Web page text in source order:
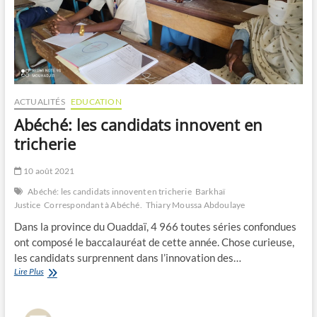
ACTUALITÉS EDUCATION
Abéché: les candidats innovent en
tricherie
10 août 2021
Abéché: les candidats innovent en tricherie Barkhaï
Justice Correspondant à Abéché. Thiary Moussa Abdoulaye
Dans la province du Ouaddaï, 4 966 toutes séries confondues
ont composé le baccalauréat de cette année. Chose curieuse,
les candidats surprennent dans l’innovation des…
Lire PlusAbéché:
innovent